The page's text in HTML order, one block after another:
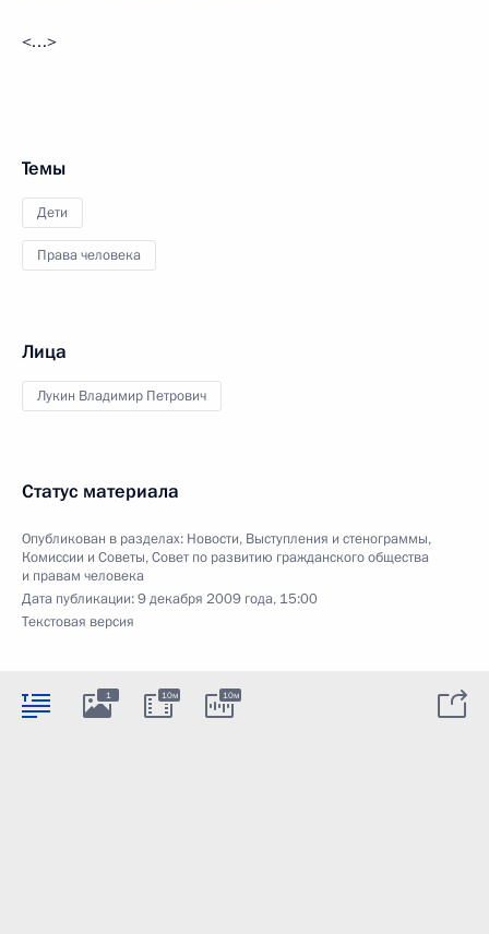
<…>
Темы
Дети
Права человека
Лица
Лукин Владимир Петрович
Статус материала
Опубликован в разделах: Новости, Выступления и стенограммы,
Комиссии и Советы,Совет по развитию гражданского общества
и правам человека
Дата публикации:9 декабря 2009 года, 15:00
Текстовая версия
1 10м 10м